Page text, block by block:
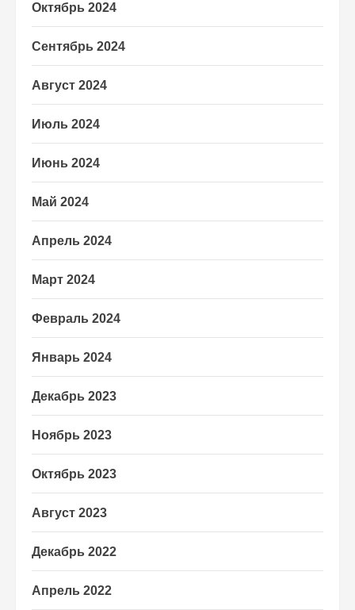
Октябрь 2024
Сентябрь 2024
Август 2024
Июль 2024
Июнь 2024
Май 2024
Апрель 2024
Март 2024
Февраль 2024
Январь 2024
Декабрь 2023
Ноябрь 2023
Октябрь 2023
Август 2023
Декабрь 2022
Апрель 2022